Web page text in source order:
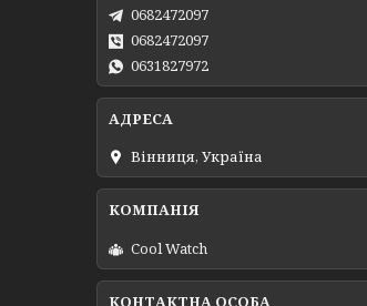
0682472097
0682472097
0631827972
Вінниця, Україна
Cool Watch